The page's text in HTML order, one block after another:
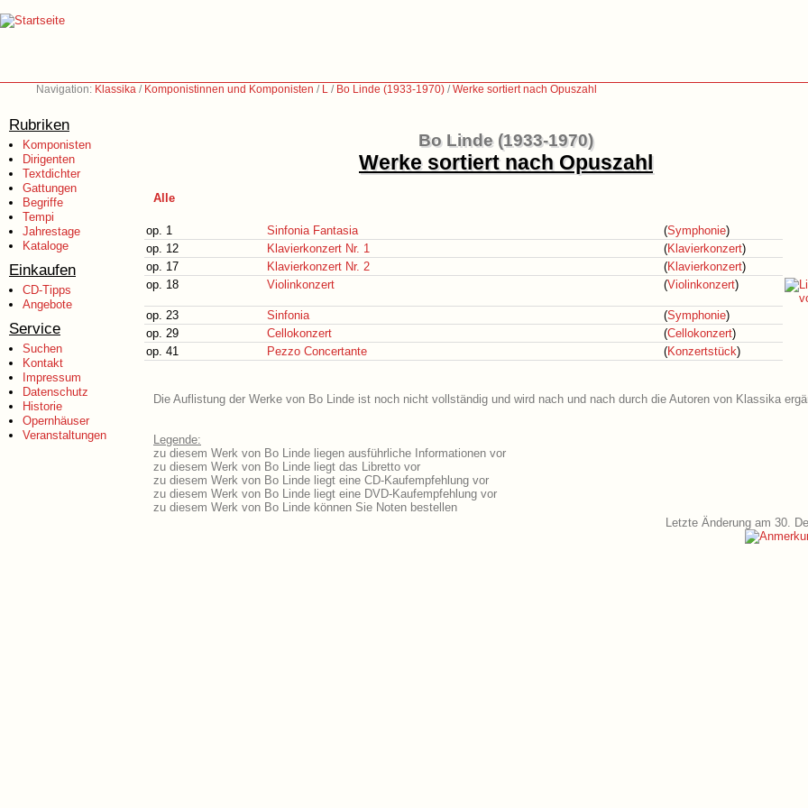
Navigation: Klassika / Komponistinnen und Komponisten / L / Bo Linde (1933-1970) /Werke sortiert nach Opuszahl
Rubriken
Komponisten
Dirigenten
Textdichter
Gattungen
Begriffe
Tempi
Jahrestage
Kataloge
Einkaufen
CD-Tipps
Angebote
Service
Suchen
Kontakt
Impressum
Datenschutz
Historie
Opernhäuser
Veranstaltungen
Bo Linde (1933-1970)
Werke sortiert nach Opuszahl
Alle
op. 1 Sinfonia Fantasia (Symphonie)
op. 12
Klavierkonzert Nr. 1 (Klavierkonzert)
op. 17
Klavierkonzert Nr. 2 (Klavierkonzert)
op. 18
Violinkonzert (Violinkonzert)
op. 23 Sinfonia (Symphonie)
op. 29
Cellokonzert (Cellokonzert)
op. 41
Pezzo Concertante (Konzertstück)
Die Auflistung der Werke von Bo Linde ist noch nicht vollständig und wird nach und nach durch die Autoren von Klassika
Legende:
zu diesem Werk von Bo Linde liegen ausführliche Informationen vor
zu diesem Werk von Bo Linde liegt das Libretto vor
zu diesem Werk von Bo Linde liegt eine CD-Kaufempfehlung vor
zu diesem Werk von Bo Linde liegt eine DVD-Kaufempfehlung vor
zu diesem Werk von Bo Linde können Sie Noten bestellen
Letzte Änderung am 30.